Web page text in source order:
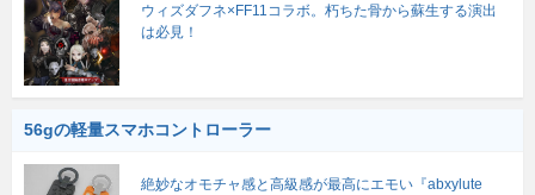
ウィズダフネ×FF11コラボ。朽ちた骨から蘇生する演出
は必見！
56gの軽量スマホコントローラー
絶妙なオモチャ感と高級感が最高にエモい『abxylute